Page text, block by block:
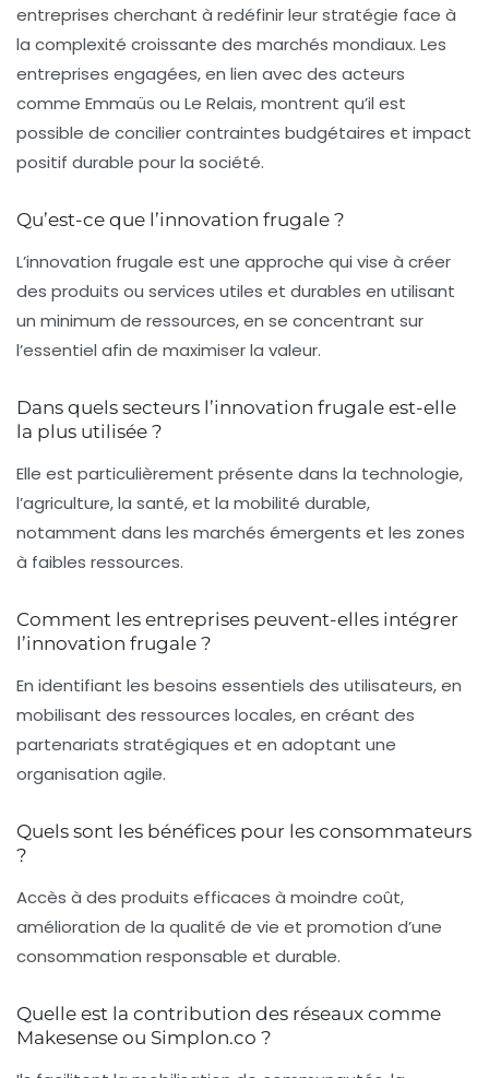
entreprises cherchant à redéfinir leur stratégie face à
la complexité croissante des marchés mondiaux. Les
entreprises engagées, en lien avec des acteurs
comme Emmaüs ou Le Relais, montrent qu’il est
possible de concilier contraintes budgétaires et impact
positif durable pour la société.
Qu’est-ce que l’innovation frugale ?
L’innovation frugale est une approche qui vise à créer
des produits ou services utiles et durables en utilisant
un minimum de ressources, en se concentrant sur
l’essentiel afin de maximiser la valeur.
Dans quels secteurs l’innovation frugale est-elle
la plus utilisée ?
Elle est particulièrement présente dans la technologie,
l’agriculture, la santé, et la mobilité durable,
notamment dans les marchés émergents et les zones
à faibles ressources.
Comment les entreprises peuvent-elles intégrer
l’innovation frugale ?
En identifiant les besoins essentiels des utilisateurs, en
mobilisant des ressources locales, en créant des
partenariats stratégiques et en adoptant une
organisation agile.
Quels sont les bénéfices pour les consommateurs
?
Accès à des produits efficaces à moindre coût,
amélioration de la qualité de vie et promotion d’une
consommation responsable et durable.
Quelle est la contribution des réseaux comme
Makesense ou Simplon.co ?